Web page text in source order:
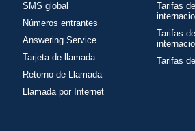
SMS global
Números entrantes
Answering Service
Tarjeta de llamada
Retorno de Llamada
Llamada por Internet
Tarifas
Tarifas
Tarifas